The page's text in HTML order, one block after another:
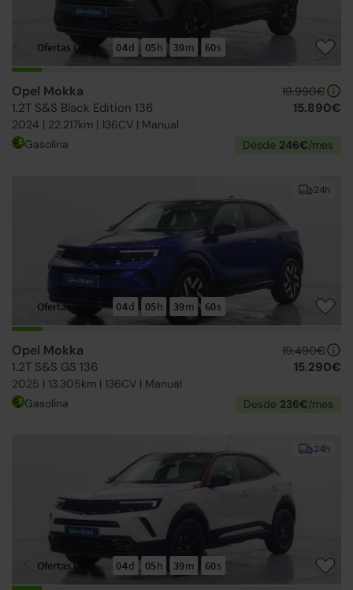
Ofertas Opel 04d 05h 39m 59s
Opel Mokka
1.2T S&S Black Edition 136
2024 | 22.217km | 136CV | Manual
19.990€
15.890€
Gasolina Desde 246€/mes
24h
Ofertas Opel 04d 05h 39m 59s
Opel Mokka
1.2T S&S GS 136
2025 | 13.305km | 136CV | Manual
19.490€
15.290€
Gasolina Desde 236€/mes
24h
Ofertas Opel 04d 05h 39m 59s